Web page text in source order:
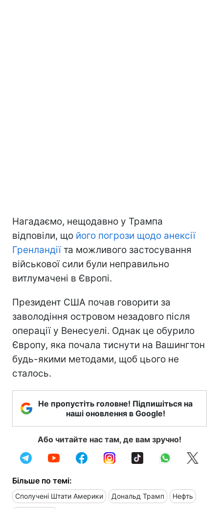
Нагадаємо, нещодавно у Трампа
відповіли, що його погрози щодо анексії
Гренландіїта можливого застосування
військової сили були неправильно
витлумачені в Європі.
Президент США почав говорити за
заволодіння островом незадовго після
операції у Венесуелі. Однак це обурило
Європу, яка почала тиснути на Вашингтон
будь-якими методами, щоб цього не
сталось.
Не пропустіть головне! Підпишіться на
наші оновлення в Google!
Або читайте нас там, де вам зручно!
Більше по темі:
Сполучені Штати Америки Дональд Трамп Нефть